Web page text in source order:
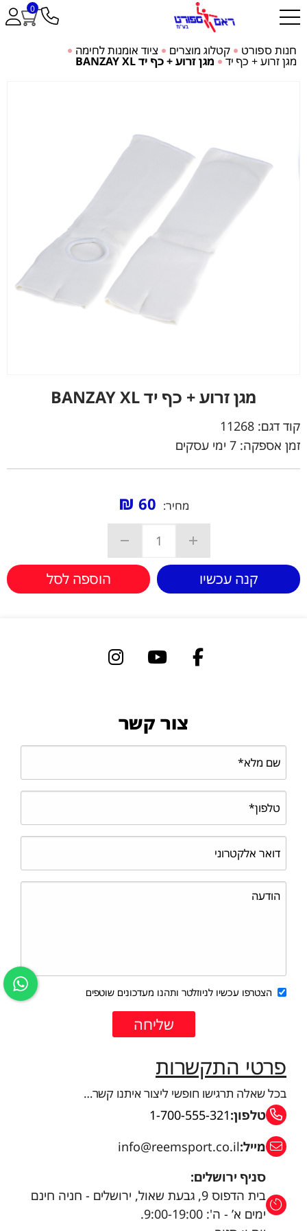
0
חנות ספורט קטלוג מוצרים ציוד אומנות לחימה
מגן זרוע + כף יד מגן זרוע + כף יד BANZAY XL
מגן זרוע + כף יד BANZAY XL
קוד דגם: 11268
זמן אספקה: 7 ימי עסקים
מחיר: 60
₪
קנה עכשיו הוספה לסל
צור קשר
הצטרפו עכשיו לניוזלטר ותהנו מעדכונים שוטפים
פרטי התקשרות
בכל שאלה תרגישו חופשי ליצור איתנו קשר…
טלפון:1-700-555-321
מייל:info@reemsport.co.il
סניף ירושלים:
בית הדפוס 9, גבעת שאול, ירושלים - חניה חינם
ימים א’ - ה': 9:00-19:00.